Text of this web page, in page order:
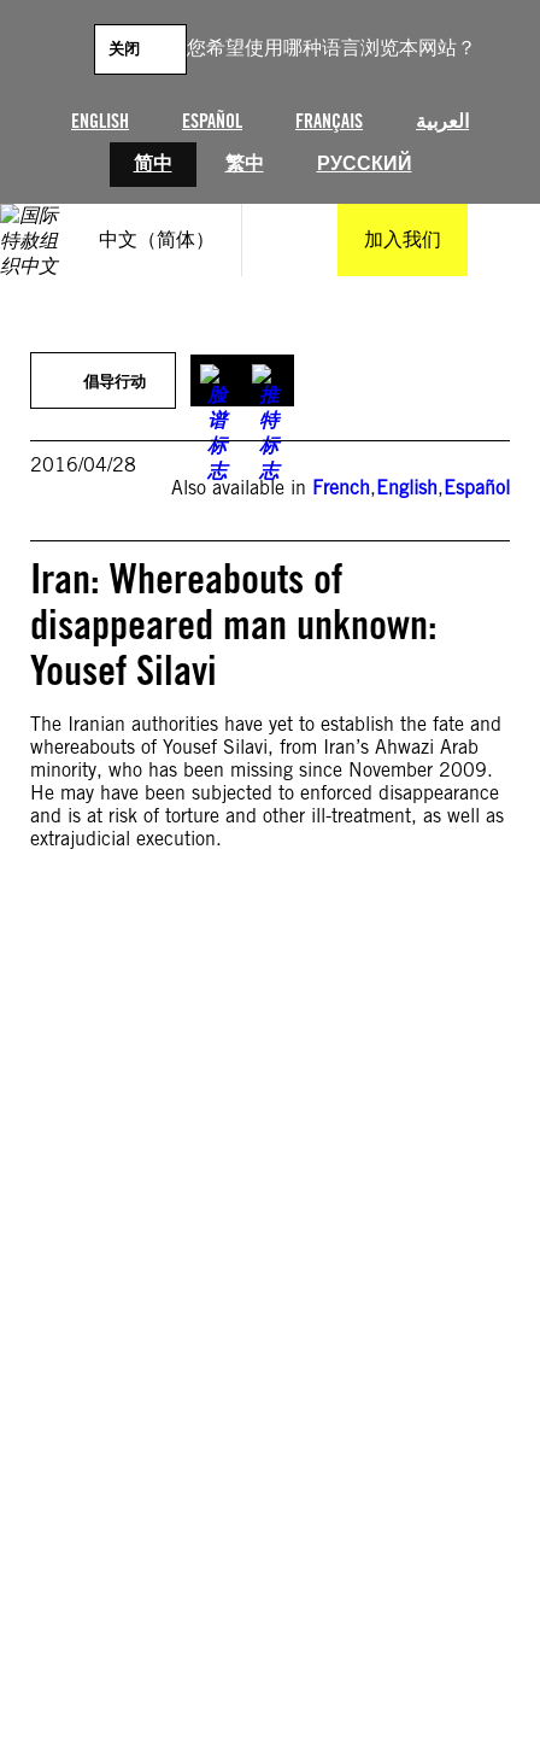
您希望使用哪种语言浏览本网站？
ENGLISH ESPAÑOL FRANÇAIS
العربية
简中
繁中 РУССКИЙ
关闭
中文（简体） 加入我们
倡导行动
2016/04/28
Also available in French,English,Español
Iran: Whereabouts of
disappeared man unknown:
Yousef Silavi
The Iranian authorities have yet to establish the fate and
whereabouts of Yousef Silavi, from Iran’s Ahwazi Arab
minority, who has been missing since November 2009.
He may have been subjected to enforced disappearance
and is at risk of torture and other ill-treatment, as well as
extrajudicial execution.